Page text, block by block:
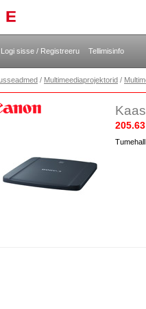
Logi sisse / Registreeru Tellimisinfo
/ Multimeediaprojektorid /